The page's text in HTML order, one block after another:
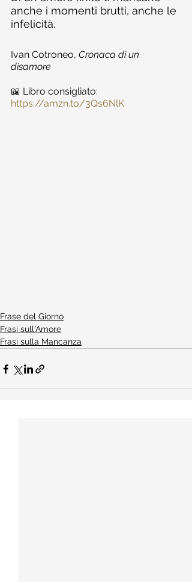
anche i momenti brutti, anche le
infelicità.
Ivan Cotroneo, Cronaca di un
disamore
📖 Libro consigliato:
https://amzn.to/3Qs6NlK
Frase del Giorno
Frasi sull'Amore
Frasi sulla Mancanza